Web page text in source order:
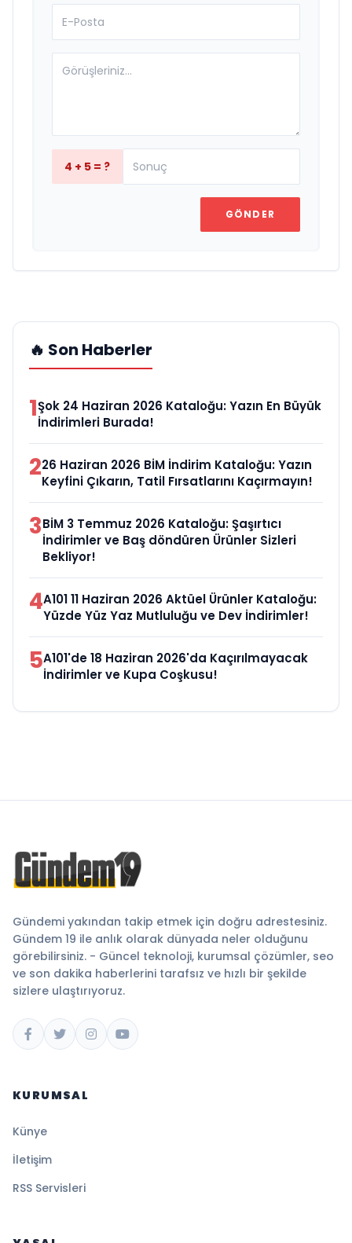
4 + 5 = ?
GÖNDER
🔥 Son Haberler
1Şok 24 Haziran 2026 Kataloğu: Yazın En Büyük
İndirimleri Burada!
226 Haziran 2026 BİM İndirim Kataloğu: Yazın
Keyfini Çıkarın, Tatil Fırsatlarını Kaçırmayın!
3BİM 3 Temmuz 2026 Kataloğu: Şaşırtıcı
İndirimler ve Baş döndüren Ürünler Sizleri
Bekliyor!
4A101 11 Haziran 2026 Aktüel Ürünler Kataloğu:
Yüzde Yüz Yaz Mutluluğu ve Dev İndirimler!
5A101'de 18 Haziran 2026'da Kaçırılmayacak
İndirimler ve Kupa Coşkusu!
Gündemi yakından takip etmek için doğru adrestesiniz.
Gündem 19 ile anlık olarak dünyada neler olduğunu
görebilirsiniz. - Güncel teknoloji, kurumsal çözümler, seo
ve son dakika haberlerini tarafsız ve hızlı bir şekilde
sizlere ulaştırıyoruz.
KURUMSAL
Künye
İletişim
RSS Servisleri